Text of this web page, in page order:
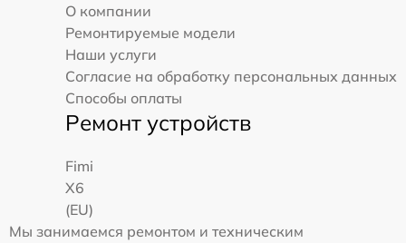
О компании
Ремонтируемые модели
Наши услуги
Согласие на обработку персональных данных
Способы оплаты
Ремонт устройств
Fimi
X6
(EU)
Мы занимаемся ремонтом и техническим